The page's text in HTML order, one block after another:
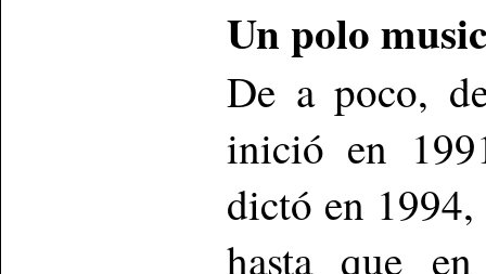
Un polo
De a poco,
inició en
dictó en
hasta que